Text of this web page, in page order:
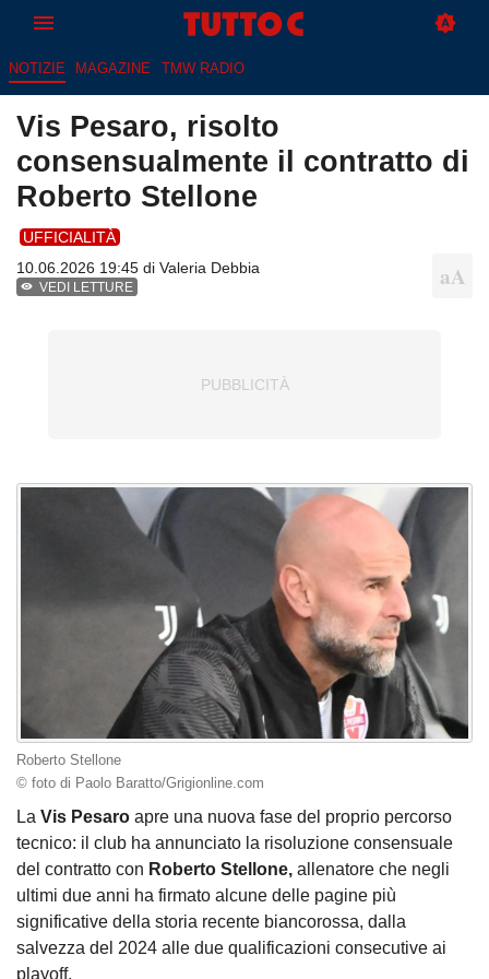
NOTIZIE MAGAZINE TMW RADIO
Vis Pesaro, risolto
consensualmente il contratto di
Roberto Stellone
UFFICIALITÀ
10.06.2026 19:45 di Valeria Debbia
VEDI LETTURE
Roberto Stellone
© foto di Paolo Baratto/Grigionline.com
La Vis Pesaro apre una nuova fase del proprio percorso
tecnico: il club ha annunciato la risoluzione consensuale
del contratto con Roberto Stellone, allenatore che negli
ultimi due anni ha firmato alcune delle pagine più
significative della storia recente biancorossa, dalla
salvezza del 2024 alle due qualificazioni consecutive ai
playoff.